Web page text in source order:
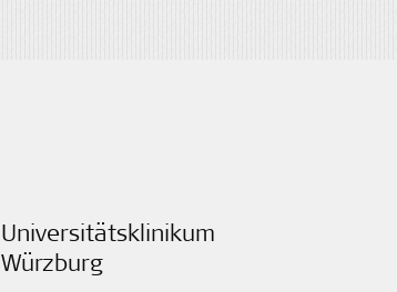
Universitätsklinikum
Würzburg